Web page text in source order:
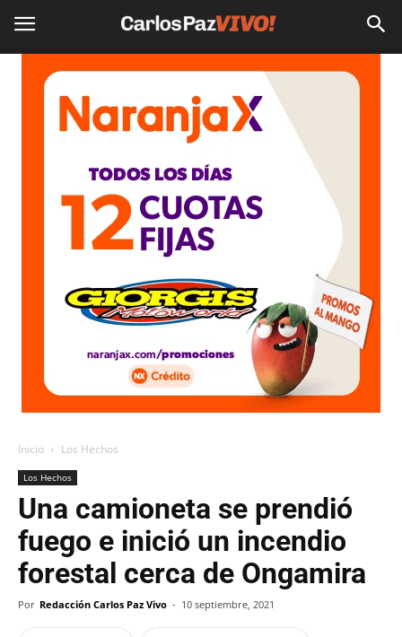
Inicio Los Hechos
Los Hechos
Una camioneta se prendió
fuego e inició un incendio
forestal cerca de Ongamira
Por Redacción Carlos Paz Vivo - 10 septiembre, 2021